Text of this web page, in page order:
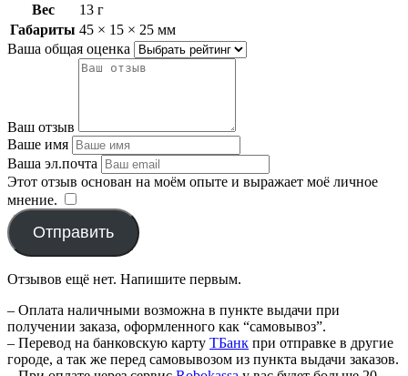
Вес
13 г
Габариты 45 × 15 × 25 мм
Ваша общая оценка
Ваш отзыв
Ваше имя
Ваша эл.почта
Этот отзыв основан на моём опыте и выражает моё личное
мнение.
Отправить
Отзывов ещё нет. Напишите первым.
– Оплата наличными возможна в пункте выдачи при
получении заказа, оформленного как “самовывоз”.
– Перевод на банковскую карту TБанк при отправке в другие
городе, а так же перед самовывозом из пункта выдачи заказов.